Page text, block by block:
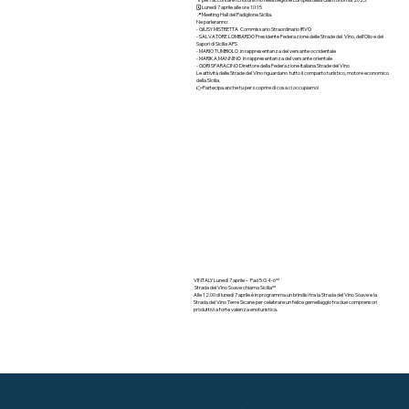
🗓️ Lunedì 7 aprile alle ore 10:15
📍Meeting Hall del Padiglione Sicilia.
Ne parleranno:
- GIUSY MISTRETTA Commissario Straordinario IRVO
- SALVATORE LOMBARDO Presidente Federazione delle Strade del Vino, dell’Olio e dei
Sapori di Sicilia APS
- MARIO TUMBIOLO in rappresentanza del versante occidentale
- MARIKA MANNINO in rappresentanza del versante orientale
- GORI SPARACINO Direttore della Federazione Italiana Strade del Vino
Le attività delle Strade del Vino riguardano tutto il comparto turistico, motore economico
della Sicilia.
👉Partecipa anche tu per scoprire di cosa ci occupiamo!
VINTALY Lunedì 7 aprile – Pad 5 G 4-6**
Strada del Vino Soave chiama Sicilia**
Alle 12.00 di lunedì 7 aprile è in programma un brindisi tra la Strada del Vino Soave e la
Strada del Vino Terre Sicane per celebrare un felice gemellaggio tra due comprensori
produttivi a forte valenza enoturistica.